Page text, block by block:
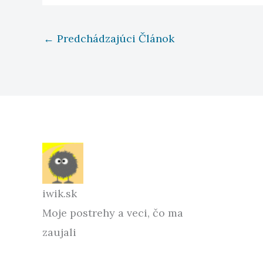
← Predchádzajúci Článok
iwik.sk
Moje postrehy a veci, čo ma
zaujali